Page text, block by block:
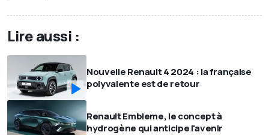
Lire aussi :
Nouvelle Renault 4 2024 : la française
polyvalente est de retour
Renault Embleme, le concept à
hydrogène qui anticipe l'avenir